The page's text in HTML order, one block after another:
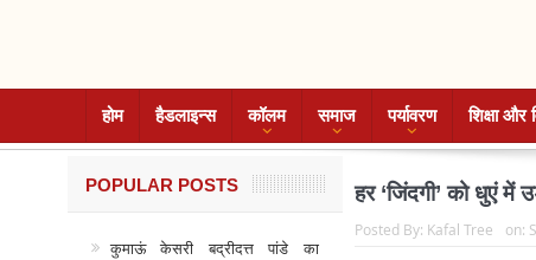
होम हैडलाइन्स कॉलम समाज पर्यावरण शिक्षा और
हर ‘जिंदगी’ को धुएं में
Posted By: Kafal Tree on:
POPULAR POSTS
कुमाऊं केसरी बद्रीदत्त पांडे का